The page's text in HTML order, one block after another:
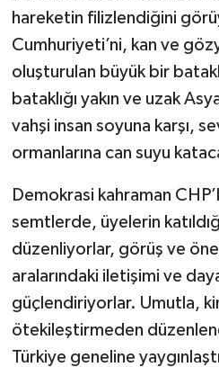
hareketin filizlendiğini
Cumhuriyeti’ni, kan ve
oluşturulan büyük bir
bataklığı yakın ve uzak
vahşi insan soyuna karşı,
ormanlarına can suyu
Demokrasi kahraman
semtlerde, üyelerin
düzenliyorlar, görüş ve
aralarındaki iletişimi ve
güçlendiriyorlar. Umutla,
ötekileştirmeden
Türkiye geneline